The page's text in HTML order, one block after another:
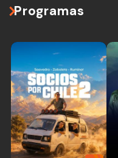
Programas